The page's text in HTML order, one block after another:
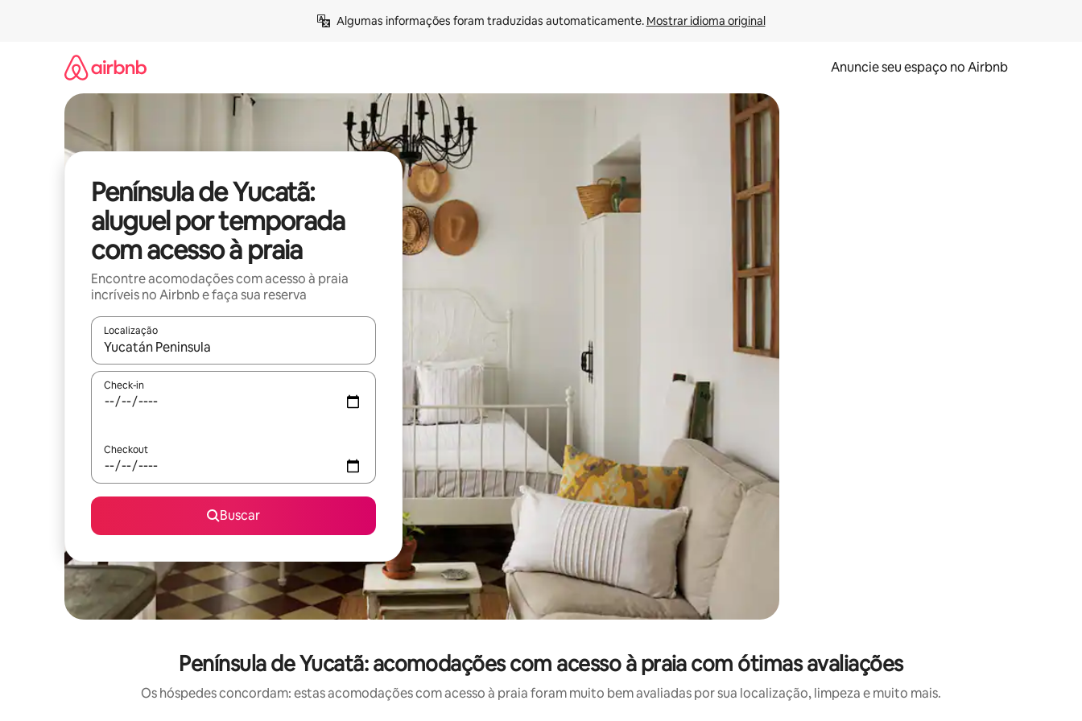
Algumas informações foram traduzidas automaticamente. Mostrar idioma original
Anuncie seu espaço no Airbnb
Península de Yucatã:
aluguel por temporada
com acesso à praia
Encontre acomodações com acesso à praia
incríveis no Airbnb e faça sua reserva
Localização
Quando os resultados estiverem disponíveis, explore-os usando as seta para cima e para baixo do teclado ou tocando e deslizando o dedo na tela.
Check-in
Checkout
Buscar
Península de Yucatã: acomodações com acesso à praia com ótimas avaliações
Os hóspedes concordam: estas acomodações com acesso à praia foram muito bem avaliadas por sua localização, limpeza e muito mais.